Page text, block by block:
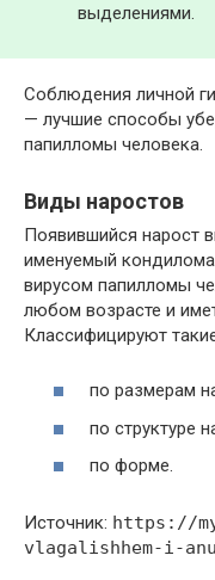
выделениями.
Соблюдения личной
— лучшие способы
папилломы человека.
Виды наростов
Появившийся нарост
именуемый
вирусом папилломы
любом возрасте и
Классифицируют
по размерам
по структуре
по форме.
Источник: https://
vlagalishhem-i-